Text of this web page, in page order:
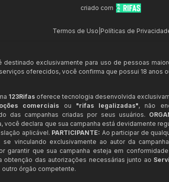
criado com
Termos de Uso Políticas de
destinado exclusivamente para uso de pessoas
oferecidos, você confirma que possui 18 anos
123Rifas oferece tecnologia desenvolvida
comerciais ou "rifas legalizadas", não
das campanhas criadas por seus usuários.
você declara que sua campanha está devidamente
aplicável. PARTICIPANTE: Ao participar de
se vinculando exclusivamente ao autor da
garantir que sua campanha esteja em
obtenção das autorizações necessárias junto ao
órgão competente.